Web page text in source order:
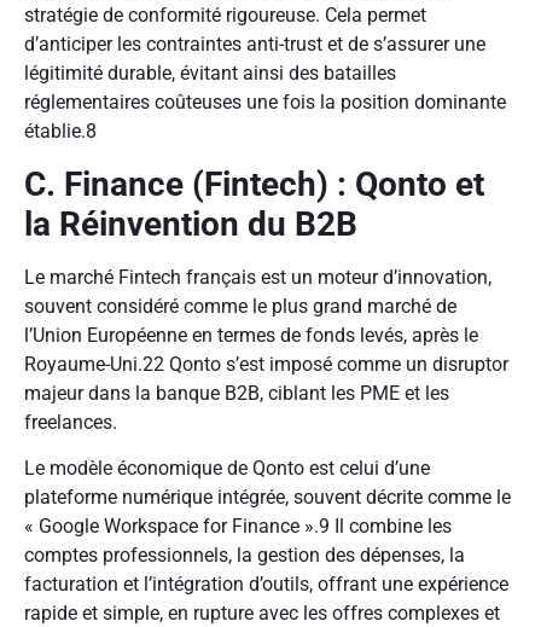
stratégie de conformité rigoureuse. Cela permet
d’anticiper les contraintes anti-trust et de s’assurer une
légitimité durable, évitant ainsi des batailles
réglementaires coûteuses une fois la position dominante
établie.8
C. Finance (Fintech) : Qonto et
la Réinvention du B2B
Le marché Fintech français est un moteur d’innovation,
souvent considéré comme le plus grand marché de
l’Union Européenne en termes de fonds levés, après le
Royaume-Uni.22 Qonto s’est imposé comme un disruptor
majeur dans la banque B2B, ciblant les PME et les
freelances.
Le modèle économique de Qonto est celui d’une
plateforme numérique intégrée, souvent décrite comme le
« Google Workspace for Finance ».9 Il combine les
comptes professionnels, la gestion des dépenses, la
facturation et l’intégration d’outils, offrant une expérience
rapide et simple, en rupture avec les offres complexes et